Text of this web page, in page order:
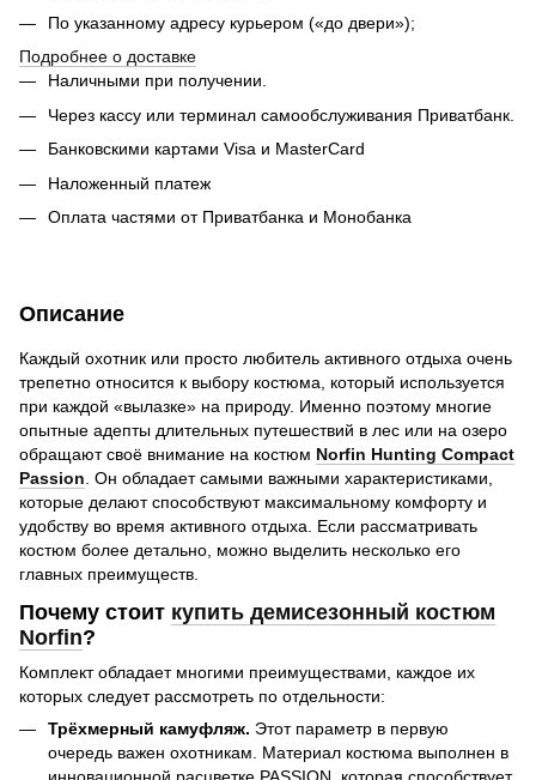
По указанному адресу курьером («до двери»);
Подробнее о доставке
Наличными при получении.
Через кассу или терминал самообслуживания Приватбанк.
Банковскими картами Visa и MasterCard
Наложенный платеж
Оплата частями от Приватбанка и Монобанка
Описание
Каждый охотник или просто любитель активного отдыха очень
трепетно относится к выбору костюма, который используется
при каждой «вылазке» на природу. Именно поэтому многие
опытные адепты длительных путешествий в лес или на озеро
обращают своё внимание на костюм Norfin Hunting Compact
Passion. Он обладает самыми важными характеристиками,
которые делают способствуют максимальному комфорту и
удобству во время активного отдыха. Если рассматривать
костюм более детально, можно выделить несколько его
главных преимуществ.
Почему стоит купить демисезонный костюм
Norfin?
Комплект обладает многими преимуществами, каждое их
которых следует рассмотреть по отдельности:
Трёхмерный камуфляж. Этот параметр в первую
очередь важен охотникам. Материал костюма выполнен в